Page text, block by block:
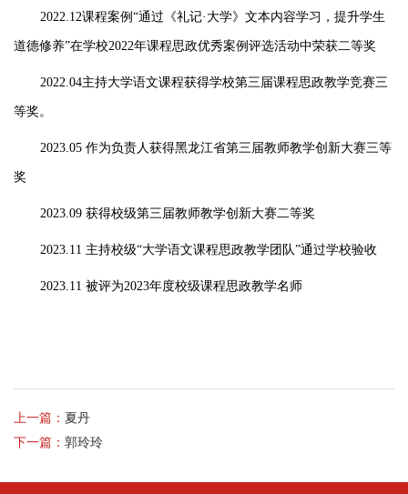
2022.12课程案例“通过《礼记·大学》文本内容学习，提升学生
道德修养”在学校2022年课程思政优秀案例评选活动中荣获二等奖
2022.04主持大学语文课程获得学校第三届课程思政教学竞赛三
等奖。
2023.05 作为负责人获得黑龙江省第三届教师教学创新大赛三等
奖
2023.09 获得校级第三届教师教学创新大赛二等奖
2023.11 主持校级“大学语文课程思政教学团队”通过学校验收
2023.11 被评为2023年度校级课程思政教学名师
上一篇： 夏丹
下一篇： 郭玲玲